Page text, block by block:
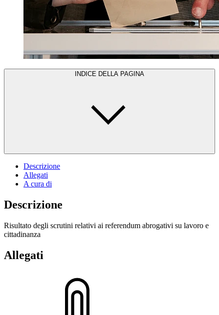
INDICE DELLA PAGINA
Descrizione
Allegati
A cura di
Descrizione
Risultato degli scrutini relativi ai referendum abrogativi su lavoro e
cittadinanza
Allegati